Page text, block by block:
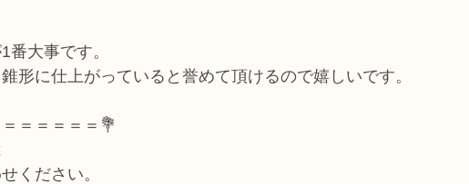
大事です。
形に仕上がっていると誉めて頂けるので嬉しいです。
＝＝＝＝＝💐
ください。